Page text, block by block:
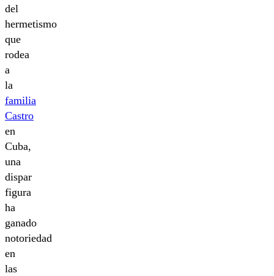
del
hermetismo
que
rodea
a
la
familia
Castro
en
Cuba,
una
dispar
figura
ha
ganado
notoriedad
en
las